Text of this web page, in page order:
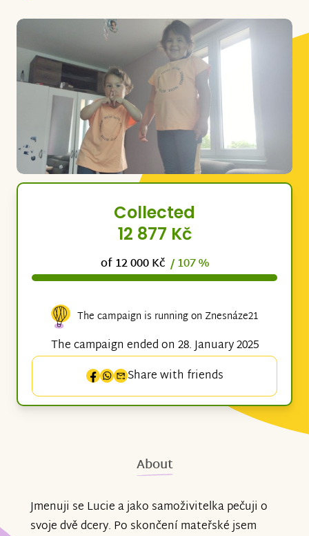
Collected
12 877 Kč
of 12 000 Kč / 107 %
The campaign is running on Znesnáze21
The campaign ended on 28. January 2025
Share with friends
About
Jmenuji se Lucie a jako samoživitelka pečuji o
svoje dvě dcery. Po skončení mateřské jsem